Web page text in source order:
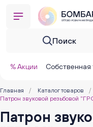
Поиск
% Акции Собственная
Главная / Каталог товаров /
Патрон звуковой резьбовой
Патрон